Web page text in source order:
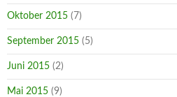
Oktober 2015 (7)
September 2015 (5)
Juni 2015 (2)
Mai 2015 (9)